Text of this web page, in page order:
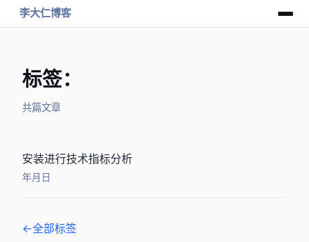
李大仁博客
标签：TA-Lib
共 1 篇文章
RQAlpha安装 ta-lib进行技术指标分析
2018年11月9日
← 全部标签